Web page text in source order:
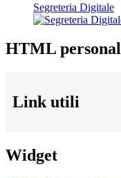
Segreteria Digitale
HTML
Link utili
Widget